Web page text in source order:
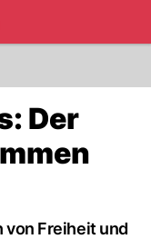
Der
von Freiheit und